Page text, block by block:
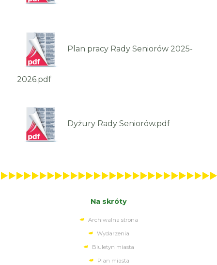
Plan pracy Rady Seniorów 2025-
2026.pdf
Dyżury Rady Seniorów.pdf
Na skróty
Archiwalna strona
Wydarzenia
Biuletyn miasta
Plan miasta